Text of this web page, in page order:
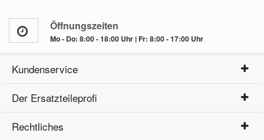
Öffnungszeiten
Mo - Do: 8:00 - 18:00 Uhr | Fr: 8:00 - 17:00 Uhr
Kundenservice
Der Ersatzteileprofi
Rechtliches